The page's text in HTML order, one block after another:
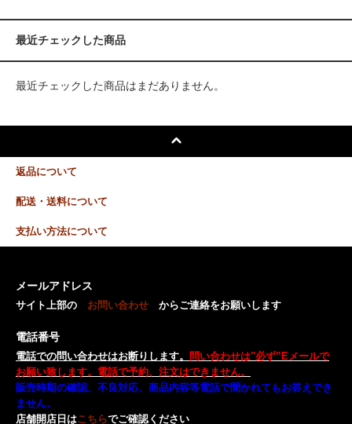
最近チェックした商品
最近チェックした商品はまだありません。
返品について
配送・送料について
支払い方法について
メールアドレス
サイト上部の お問い合わせ からご連絡をお願いします
電話番号
電話での問い合わせはお断りします。
問い合わせは"必ず”Eメールで
お願い致します。電話で予約、注文はできません。
販売時期の確認、不良対応、商品内容等電話で聞かれてもお答えでき
ません。
店舗開店日はこちらでご確認ください